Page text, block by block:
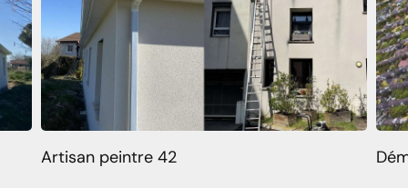
Artisan peintre 42